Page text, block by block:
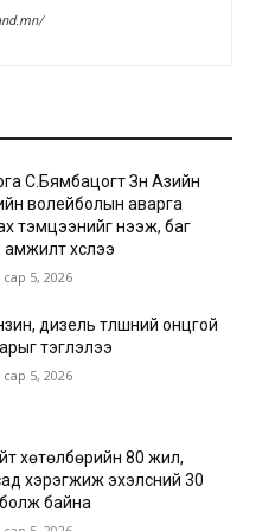
С.Бямбацогт Зүүн Азийн
волейболын аварга
тэмцээнийг нээж, баг
хүслээ
сар 5, 2026
дизель түлшний онцгой
тэглэлээ
сар 5, 2026
хөтөлбөрийн 80 жил,
хэрэгжиж эхэлсний 30
байна